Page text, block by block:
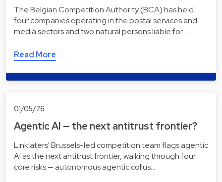
The Belgian Competition Authority (BCA) has held
four companies operating in the postal services and
media sectors and two natural persons liable for …
Read More
01/05/26
Agentic AI — the next antitrust frontier?
Linklaters' Brussels-led competition team flags agentic
AI as the next antitrust frontier, walking through four
core risks — autonomous agentic collus…